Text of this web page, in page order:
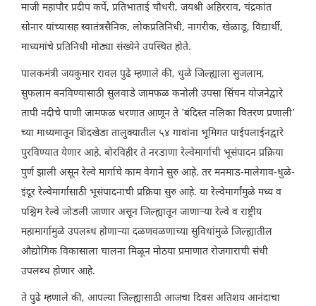
माजी महापौर प्रदीप कर्पे, प्रतिभाताई चौधरी, जयश्री अहिरराव, चंद्रकांत
सोनार यांच्यासह स्वातंत्रसैनिक, लोकप्रतिनिधी, नागरीक, खेळाडू, विद्यार्थी,
माध्यमांचे प्रतिनिधी मोठ्या संख्येने उपस्थित होते.
पालकमंत्री जयकुमार रावल पुढे म्हणाले की, धुळे जिल्ह्याला सुजलाम,
सुफलाम बनविण्यासाठी सुलवाडे जामफळ कनोली उपसा सिंचन योजनेद्वारे
तापी नदीचे पाणी जामफळ धरणात आणून ते ‘बंदिस्त नलिका वितरण प्रणाली’
च्या माध्यमातून शिंदखेडा तालुक्यातील ५४ गावांना भूमिगत पाईपलाईनद्वारे
पुरविण्यात येणार आहे. बोरविहीर ते नरडाणा रेल्वेमार्गाची भूसंपादन प्रक्रिया
पुर्ण झाली असून रेल्वे मार्गाचे काम वेगाने सुरु आहे. तर मनमाड-मालेगाव-धुळे-
इंदूर रेल्वेमार्गासाठी भूसंपादनाची प्रक्रिया सुरु आहे. या रेल्वेमार्गांमुळे मध्य व
पश्चिम रेल्वे जोडली जाणार असून जिल्ह्यातून जाणाऱ्या रेल्वे व राष्ट्रीय
महामार्गामुळे उपलब्ध होणाऱ्या दळणवळणाच्या सुविधांमुळे जिल्ह्यातील
औद्योगिक विकासाला चालना मिळून मोठया प्रमाणात रोजगाराची संधी
उपलब्ध होणार आहे.
ते पुढे म्हणाले की, आपल्या जिल्ह्यासाठी आजचा दिवस अतिशय आनंदाचा